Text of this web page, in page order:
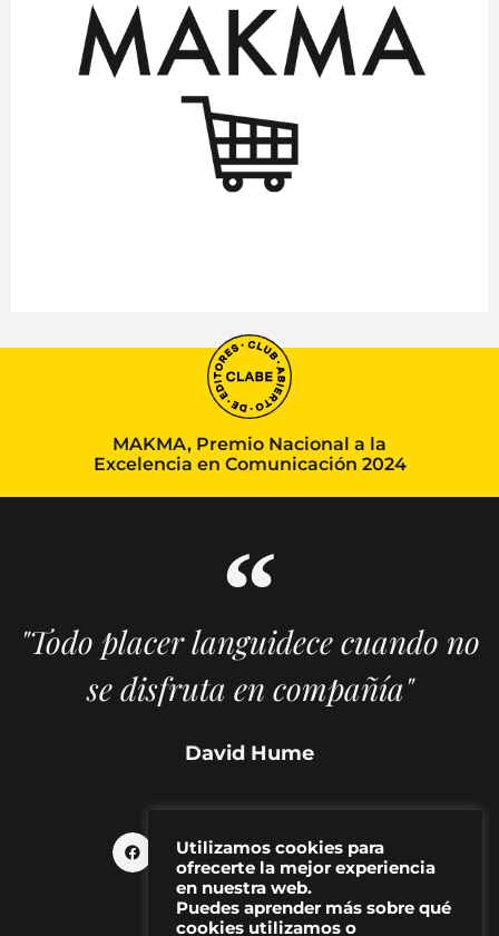
MAKMA, Premio Nacional a la
Excelencia en Comunicación 2024
"Todo placer languidece cuando no
se disfruta en compañía"
David Hume
Utilizamos cookies para
ofrecerte la mejor experiencia
en nuestra web.
Puedes aprender más sobre qué
cookies utilizamos o